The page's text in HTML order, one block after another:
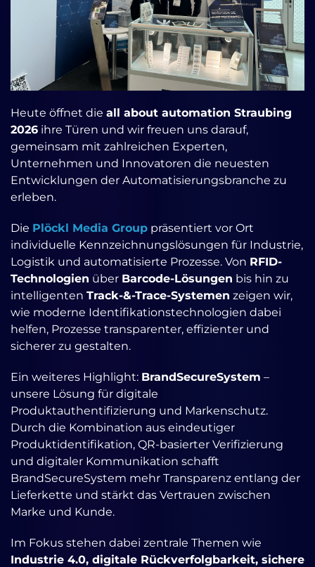
Heute öffnet die all about automation Straubing
2026 ihre Türen und wir freuen uns darauf,
gemeinsam mit zahlreichen Experten,
Unternehmen und Innovatoren die neuesten
Entwicklungen der Automatisierungsbranche zu
erleben.
Die Plöckl Media Group präsentiert vor Ort
individuelle Kennzeichnungslösungen für Industrie,
Logistik und automatisierte Prozesse. Von RFID-
Technologien über Barcode-Lösungen bis hin zu
intelligenten Track-&-Trace-Systemen zeigen wir,
wie moderne Identifikationstechnologien dabei
helfen, Prozesse transparenter, effizienter und
sicherer zu gestalten.
Ein weiteres Highlight: BrandSecureSystem –
unsere Lösung für digitale
Produktauthentifizierung und Markenschutz.
Durch die Kombination aus eindeutiger
Produktidentifikation, QR-basierter Verifizierung
und digitaler Kommunikation schafft
BrandSecureSystem mehr Transparenz entlang der
Lieferkette und stärkt das Vertrauen zwischen
Marke und Kunde.
Im Fokus stehen dabei zentrale Themen wie
Industrie 4.0, digitale Rückverfolgbarkeit, sichere